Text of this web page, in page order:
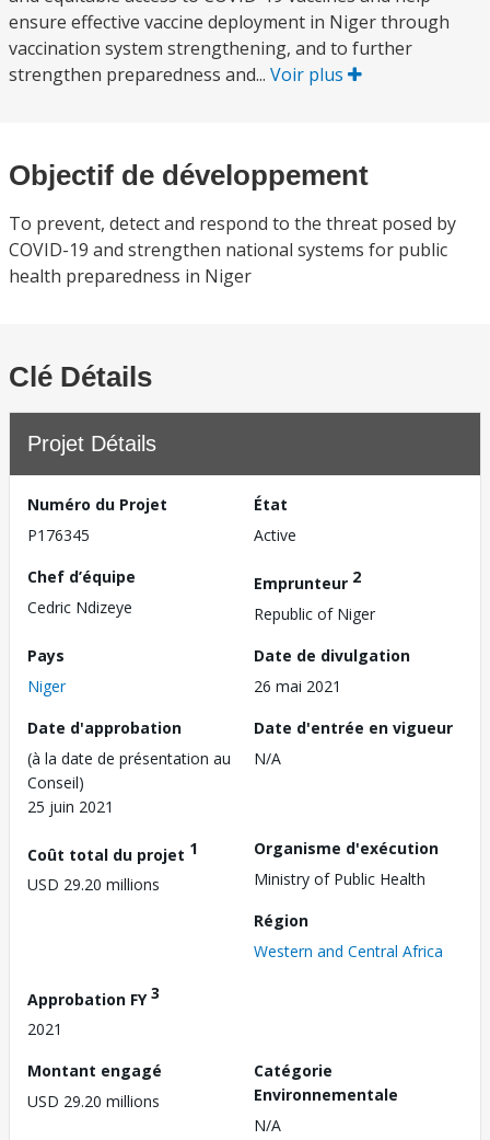
ensure effective vaccine deployment in Niger through
vaccination system strengthening, and to further
strengthen preparedness and... Voir plus
Objectif de développement
To prevent, detect and respond to the threat posed by
COVID-19 and strengthen national systems for public
health preparedness in Niger
Clé Détails
Projet Détails
Numéro du Projet
P176345
État
Active
Chef d’équipe
Cedric Ndizeye
Emprunteur 2
Republic of Niger
Pays
Niger
Date de divulgation
26 mai 2021
Date d'approbation
(à la date de présentation au
Conseil)
25 juin 2021
Date d'entrée en vigueur
N/A
Coût total du projet 1
USD 29.20 millions
Organisme d'exécution
Ministry of Public Health
Région
Western and Central Africa
Approbation FY3
2021
Montant engagé
USD 29.20 millions
Catégorie
Environnementale
N/A